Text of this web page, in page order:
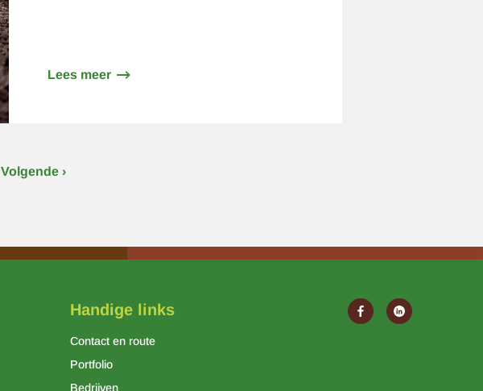
Lees meerover
Volgende
Volgende ›
Handige links
Contact en route
Portfolio
Bedrijven